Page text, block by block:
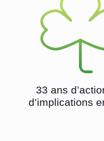
33 ans
d’implications